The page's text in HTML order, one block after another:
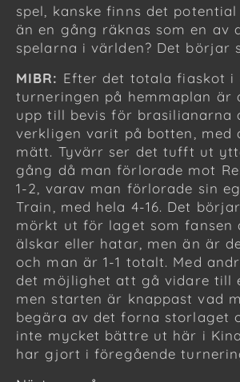
spel, kanske finns det
än en gång räknas som en av
spelarna i världen? Det börjar
MIBR: Efter det totala fiaskot i
turneringen på hemmaplan är
upp till bevis för brasilianarna
verkligen varit på botten, med
mätt. Tyvärr ser det tufft ut
gång då man förlorade mot
1-2, varav man förlorade sin
Train, med hela 4-16. Det
mörkt ut för laget som fansen
älskar eller hatar, men än är
och man är 1-1 totalt. Med
det möjlighet att gå vidare till
men starten är knappast vad
begära av det forna storlaget
inte mycket bättre ut här i
har gjort i föregående